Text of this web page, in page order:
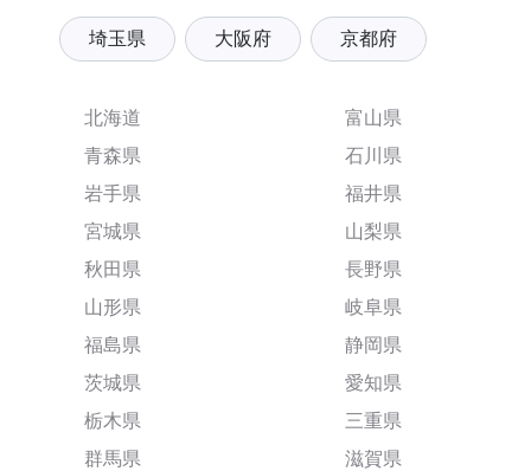
埼玉県 大阪府 京都府
北海道
青森県
岩手県
宮城県
秋田県
山形県
福島県
茨城県
栃木県
群馬県
富山県
石川県
福井県
山梨県
長野県
岐阜県
静岡県
愛知県
三重県
滋賀県